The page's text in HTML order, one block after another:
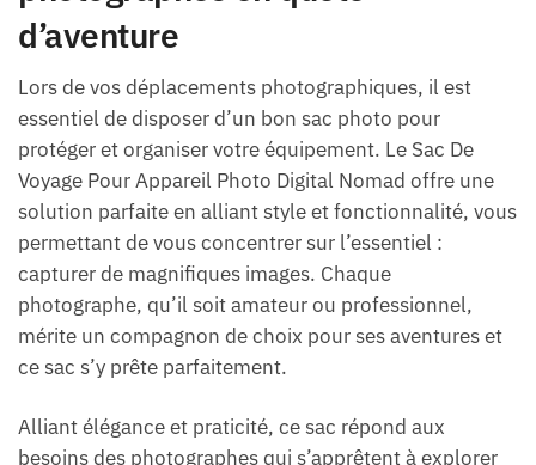
d’aventure
Lors de vos déplacements photographiques, il est
essentiel de disposer d’un bon sac photo pour
protéger et organiser votre équipement. Le Sac De
Voyage Pour Appareil Photo Digital Nomad offre une
solution parfaite en alliant style et fonctionnalité, vous
permettant de vous concentrer sur l’essentiel :
capturer de magnifiques images. Chaque
photographe, qu’il soit amateur ou professionnel,
mérite un compagnon de choix pour ses aventures et
ce sac s’y prête parfaitement.
Alliant élégance et praticité, ce sac répond aux
besoins des photographes qui s’apprêtent à explorer